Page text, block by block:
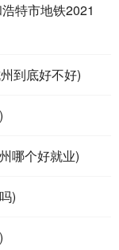
特市地铁2021
到底好不好)
哪个好就业)
)